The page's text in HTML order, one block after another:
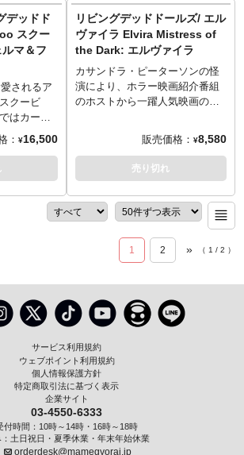
と相性が
落とし込
オールド
のミステ
くストー
が「生き
）」にな
視点な仕
の「ミス
計4体のセ
属するパ
ドゥー」
みにより、ちょっぴりオールド
感漂う雰囲気に。数々のミステ
リーを解き明かしていくストー
リーなのに、自分たちが「生き
る屍（リビングデッド）」にな
ってしまうというメタ視点な仕
マスコット「スクービー・ドゥ
ー」が完成します。こちらは
「リッチすぎて超ポジティブ」
ーの飼い主」シャギーの2体セッ
トです。
デッドド
スクー
マ＆フ
されるア
クービ
はカート
ル スクー
写映画も
、メズコ
ッドドー
と相性が
落とし込
が「生き
）」にな
視点な仕
に付属す
ることで
ー・ドゥ
ちらはこ
キャラの
「ちょっ
るけどナ
2体セット
： ¥16,500
リビングデッドドールズ/ エル
ヴァイラ Elvira Mistress of
the Dark: エルヴァイラ
カサンドラ・ピーターソンの怪
演により、ホラー映画紹介番組
のホストから一躍人気映画のキ
ズコのリビングデッドドールズ
シリーズからドール化です！
1988年公開の映画『エルヴァイ
でのエルヴァイラをLDDフォー
マットに落とし込みながら、胸
元が大きく開き、大胆なスリッ
トが入ったドレス、トレードマ
ークのひとつでもある斬新なヘ
アスタイル、心までのぞき込ん
でくるような上目遣いと、妖艶
な姿に見事アレンジ！腰ベルト
には短剣を装備。映画に合わせ
たデザインとなるウィンドウパ
ッケージを採用しているので、
そのまま飾れます！
販売価格： ¥8,580
売り切れ
1 2 » （ 1 / 2 ）
サービス利用規約
ウェブポイント利用規約
個人情報保護方針
特定商取引法に基づく表示
企業サイト
03-4550-6333
付時間：10時～14時・16時～18時
土日祝日・夏季休業・年末年始休業
orderdesk@mamegyorai.jp